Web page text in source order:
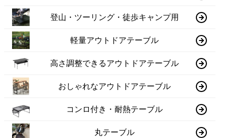
登山・ツーリング・徒歩キャンプ用
軽量アウトドアテーブル
高さ調整できるアウトドアテーブル
おしゃれなアウトドアテーブル
コンロ付き・耐熱テーブル
丸テーブル